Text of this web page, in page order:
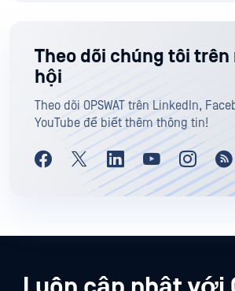
Theo dõi chúng tôi trên
hội
Theo dõi OPSWAT trên LinkedIn,
YouTube để biết thêm thông tin!